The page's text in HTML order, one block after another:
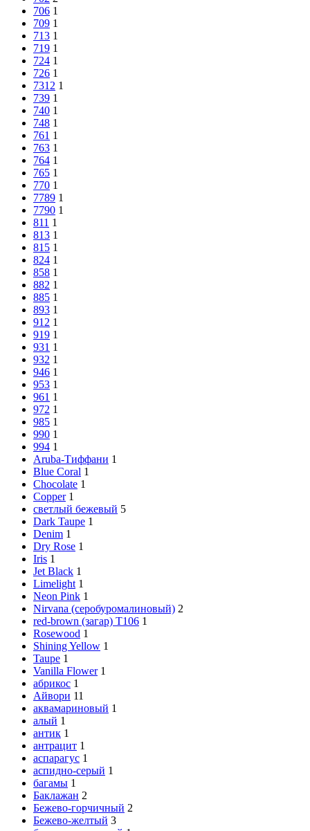
706 1
709 1
713 1
719 1
724 1
726 1
7312 1
739 1
740 1
748 1
761 1
763 1
764 1
765 1
770 1
7789 1
7790 1
811 1
813 1
815 1
824 1
858 1
882 1
885 1
893 1
912 1
919 1
931 1
932 1
946 1
953 1
961 1
972 1
985 1
990 1
994 1
Aruba-Тиффани 1
Blue Coral 1
Chocolate 1
Copper 1
cветлый бежевый 5
Dark Taupe 1
Denim 1
Dry Rose 1
Iris 1
Jet Black 1
Limelight 1
Neon Pink 1
Nirvana (серобуромалиновый) 2
red-brown (загар) Т106 1
Rosewood 1
Shining Yellow 1
Taupe 1
Vanilla Flower 1
абрикос 1
Айвори 11
аквамариновый 1
алый 1
антик 1
антрацит 1
аспарагус 1
аспидно-серый 1
багамы 1
Баклажан 2
Бежево-горчичный 2
Бежево-желтый 3